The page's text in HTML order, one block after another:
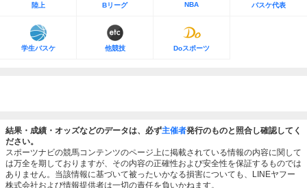
陸上 Bリーグ NBA バスケ代表
学生バスケ 他競技 Doスポーツ
結果・成績・オッズなどのデータは、必ず主催者発行のものと照合し確認してく
ださい。
スポーツナビの競馬コンテンツのページ上に掲載されている情報の内容に関して
は万全を期しておりますが、その内容の正確性および安全性を保証するものでは
ありません。当該情報に基づいて被ったいかなる損害についても、LINEヤフー
株式会社および情報提供者は一切の責任を負いかねます。